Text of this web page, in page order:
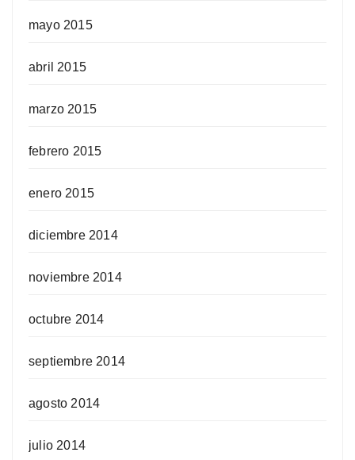
mayo 2015
abril 2015
marzo 2015
febrero 2015
enero 2015
diciembre 2014
noviembre 2014
octubre 2014
septiembre 2014
agosto 2014
julio 2014